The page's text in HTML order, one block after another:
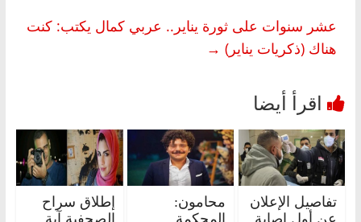
عشر سنوات على ثورة يناير.. عربي كمال يكتب: كنت
هناك (ذكريات يناير) →
تفاصيل الإعلان
عن أول إصابة
محامون:
المحكمة
إطلاق سراح
الصحفية آية